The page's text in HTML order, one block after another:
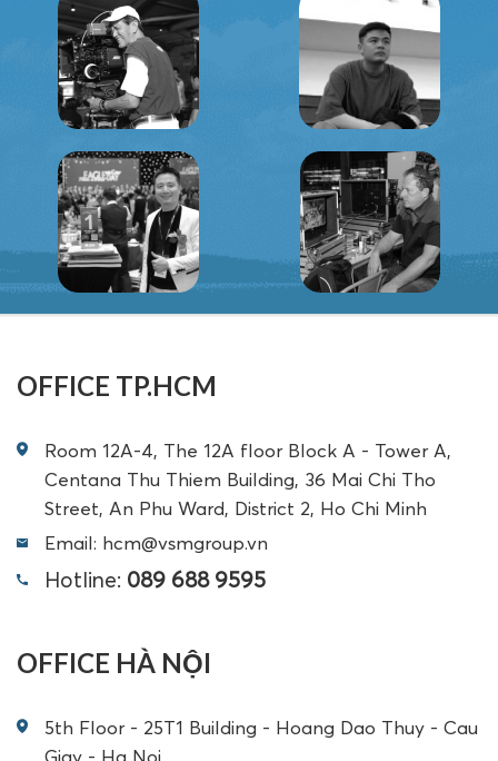
OFFICE TP.HCM
Room 12A-4, The 12A floor Block A - Tower A,
Centana Thu Thiem Building, 36 Mai Chi Tho
Street, An Phu Ward, District 2, Ho Chi Minh
Email: hcm@vsmgroup.vn
Hotline: 089 688 9595
OFFICE HÀ NỘI
5th Floor - 25T1 Building - Hoang Dao Thuy - Cau